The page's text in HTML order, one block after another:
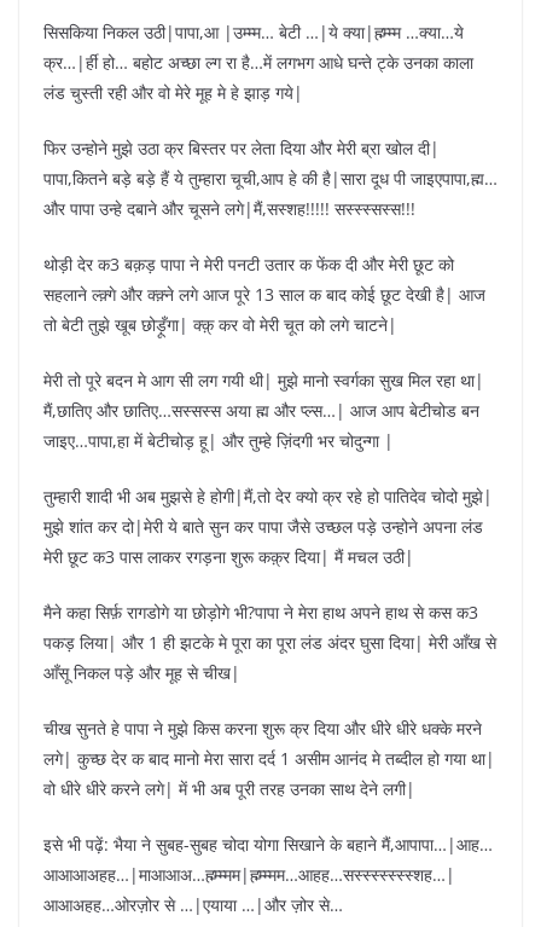
सिसकिया निकल उठी|पापा,आ |उम्म्म… बेटी …|ये क्या|ह्म्‍म्म्म …क्या…ये
क्र…|र्ही हो… बहोट अच्छा ल्ग रा है…में लगभग आधे घन्ते ट्के उनका काला
लंड चुस्ती रही और वो मेरे मूह मे हे झाड़ गये|
फिर उन्होने मुझे उठा क्र बिस्तर पर लेता दिया और मेरी ब्रा खोल दी|
पापा,कितने बड़े बड़े हैं ये तुम्हारा चूची,आप हे की है|सारा दूध पी जाइएपापा,ह्म…
और पापा उन्हे दबाने और चूसने लगे|मैं,सस्शह!!!!! सस्स्स्सस्स!!!
थोड़ी देर क3 बक़ड़ पापा ने मेरी पनटी उतार क फेंक दी और मेरी छूट को
सहलाने ल्क़्गे और क्क़्ने लगे आज पूरे 13 साल क बाद कोई छूट देखी है| आज
तो बेटी तुझे खूब छोड़ूँगा| क्क़् कर वो मेरी चूत को लगे चाटने|
मेरी तो पूरे बदन मे आग सी लग गयी थी| मुझे मानो स्वर्गका सुख मिल रहा था|
मैं,छातिए और छातिए…सस्सस्स अया ह्म और प्ल्स…| आज आप बेटीचोड बन
जाइए…पापा,हा में बेटीचोड़ हू| और तुम्हे ज़िंदगी भर चोदुन्गा |
तुम्हारी शादी भी अब मुझसे हे होगी|मैं,तो देर क्यो क्र रहे हो पातिदेव चोदो मुझे|
मुझे शांत कर दो|मेरी ये बाते सुन कर पापा जैसे उच्छल पड़े उन्होने अपना लंड
मेरी छूट क3 पास लाकर रगड़ना शुरू कक़्र दिया| मैं मचल उठी|
मैने कहा सिर्फ़ रागडोगे या छोड़ोगे भी?पापा ने मेरा हाथ अपने हाथ से कस क3
पकड़ लिया| और 1 ही झटके मे पूरा का पूरा लंड अंदर घुसा दिया| मेरी आँख से
आँसू निकल पड़े और मूह से चीख|
चीख सुनते हे पापा ने मुझे किस करना शुरू क्र दिया और धीरे धीरे धक्के मरने
लगे| कुच्छ देर क बाद मानो मेरा सारा दर्द 1 असीम आनंद मे तब्दील हो गया था|
वो धीरे धीरे करने लगे| में भी अब पूरी तरह उनका साथ देने लगी|
इसे भी पढ़ें: भैया ने सुबह-सुबह चोदा योगा सिखाने के बहाने मैं,आपापा…|आह…
आआआअहह…|माआआअ…ह्म्‍म्म्मम|ह्म्‍म्म्मम…आहह…सस्स्स्स्स्स्स्शह…|
आआअहह…ओरज़ोर से …|एयाया …|और ज़ोर से…